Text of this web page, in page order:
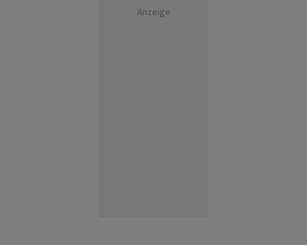
Anzeige